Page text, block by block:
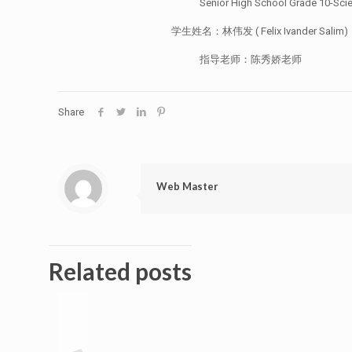
Senior High School Grade 10-Science
学生姓名：林伟发 ( Felix Ivander Salim)
指导老师：陈秀娇老师
Share
Web Master
Related posts